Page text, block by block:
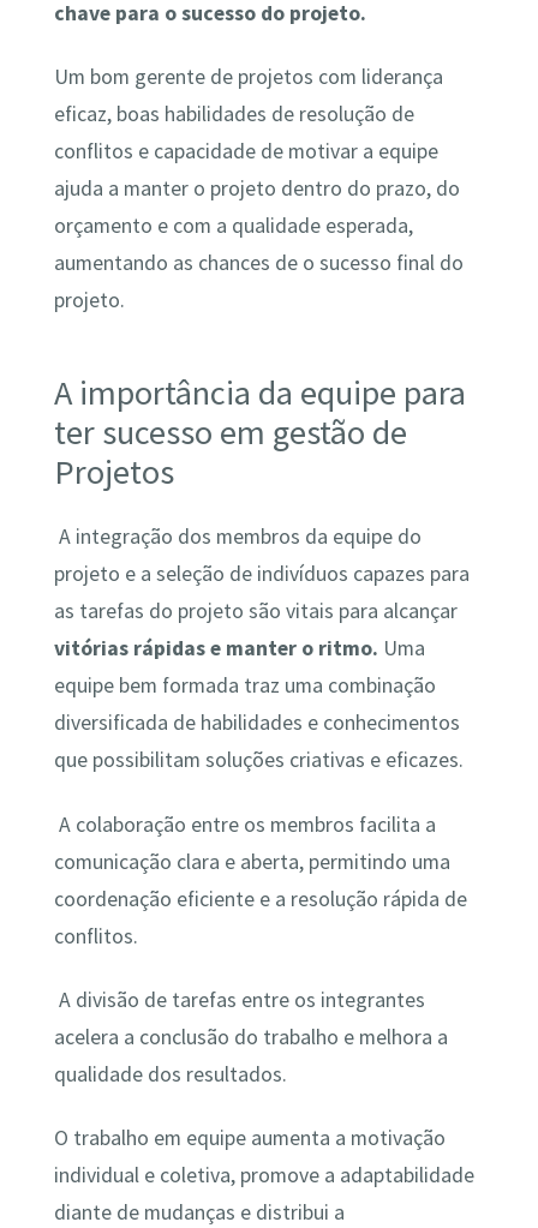
chave para o sucesso do projeto.
Um bom gerente de projetos com liderança
eficaz, boas habilidades de resolução de
conflitos e capacidade de motivar a equipe
ajuda a manter o projeto dentro do prazo, do
orçamento e com a qualidade esperada,
aumentando as chances de o sucesso final do
projeto.
A importância da equipe para
ter sucesso em gestão de
Projetos
A integração dos membros da equipe do
projeto e a seleção de indivíduos capazes para
as tarefas do projeto são vitais para alcançar
vitórias rápidas e manter o ritmo. Uma
equipe bem formada traz uma combinação
diversificada de habilidades e conhecimentos
que possibilitam soluções criativas e eficazes.
A colaboração entre os membros facilita a
comunicação clara e aberta, permitindo uma
coordenação eficiente e a resolução rápida de
conflitos.
A divisão de tarefas entre os integrantes
acelera a conclusão do trabalho e melhora a
qualidade dos resultados.
O trabalho em equipe aumenta a motivação
individual e coletiva, promove a adaptabilidade
diante de mudanças e distribui a